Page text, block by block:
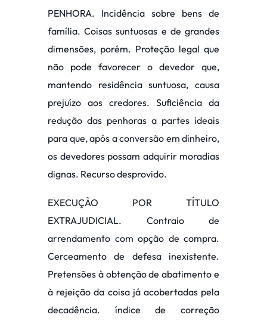
PENHORA. Incidência sobre bens de
família. Coisas suntuosas e de grandes
dimensões, porém. Proteção legal que
não pode favorecer o devedor que,
mantendo residência suntuosa, causa
prejuízo aos credores. Suficiência da
redução das penhoras a partes ideais
para que, após a conversão em dinheiro,
os devedores possam adquirir moradias
dignas. Recurso desprovido.
EXECUÇÃO POR TÍTULO
EXTRAJUDICIAL. Contraio de
arrendamento com opção de compra.
Cerceamento de defesa inexistente.
Pretensões à obtenção de abatimento e
à rejeição da coisa já acobertadas pela
decadência. índice de correção